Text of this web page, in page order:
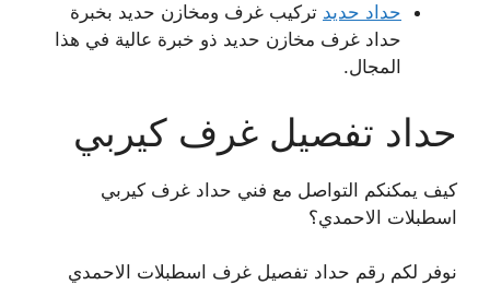
حداد حديد تركيب غرف ومخازن حديد بخبرة
حداد غرف مخازن حديد ذو خبرة عالية في هذا
المجال.
حداد تفصيل غرف كيربي
كيف يمكنكم التواصل مع فني حداد غرف كيربي
اسطبلات الاحمدي؟
نوفر لكم رقم حداد تفصيل غرف اسطبلات الاحمدي